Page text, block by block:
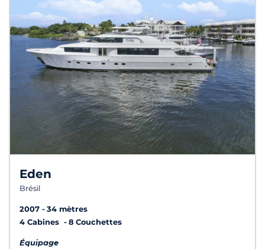
Eden
Brésil
2007
34 mètres
4 Cabines
8 Couchettes
Équipage